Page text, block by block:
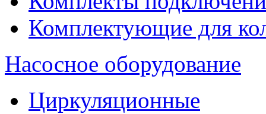
Комплектующие для
Насосное оборудование
Циркуляционные